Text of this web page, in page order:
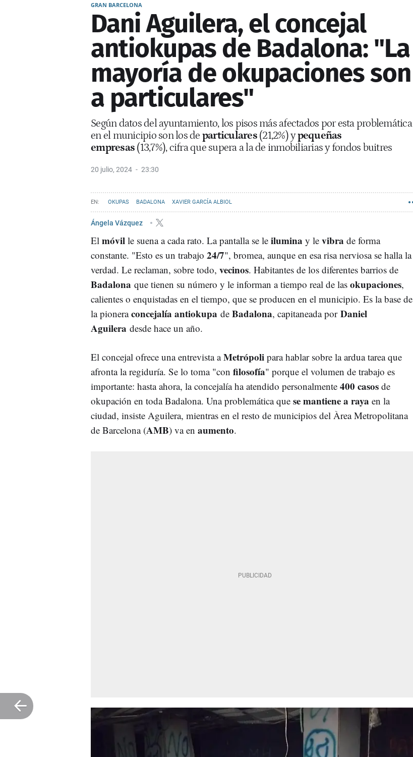
GRAN BARCELONA
Dani Aguilera, el concejal
antiokupas de Badalona: "La
mayoría de okupaciones son
a particulares"
Según datos del ayuntamiento, los pisos más afectados por esta problemática
en el municipio son los de particulares(21,2%) ypequeñas
empresas (13,7%), cifra que supera a la de inmobiliarias y fondos buitres
20 julio, 2024 23:30
OKUPAS BADALONA XAVIER GARCÍA ALBIOL
Ángela Vázquez
El móvil le suena a cada rato. La pantalla se le ilumina y le vibra de forma
constante. "Esto es un trabajo 24/7", bromea, aunque en esa risa nerviosa se halla la
verdad. Le reclaman, sobre todo, vecinos. Habitantes de los diferentes barrios de
Badalona que tienen su número y le informan a tiempo real de las okupaciones,
calientes o enquistadas en el tiempo, que se producen en el municipio. Es la base de
la pioneraconcejalía antiokupa de Badalona, capitaneada por Daniel
Aguilera desde hace un año.
El concejal ofrece una entrevista aMetrópoli para hablar sobre la ardua tarea que
afronta la regiduría. Se lo toma "con filosofía" porque el volumen de trabajo es
importante: hasta ahora, la concejalía ha atendido personalmente 400 casos de
okupación en toda Badalona. Una problemática que se mantiene a raya en la
ciudad, insiste Aguilera, mientras en el resto de municipios del Àrea Metropolitana
de Barcelona (AMB) va en aumento.